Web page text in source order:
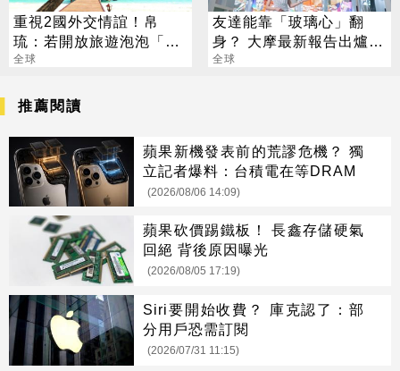
重視2國外交情誼！帛
琉：若開放旅遊泡泡「以
台灣為優先」
全球
友達能靠「玻璃心」翻
身？ 大摩最新報告出爐
目標價也曝光
全球
推薦閱讀
蘋果新機發表前的荒謬危機？ 獨
立記者爆料：台積電在等DRAM
(2026/08/06 14:09)
蘋果砍價踢鐵板！ 長鑫存儲硬氣
回絕 背後原因曝光
(2026/08/05 17:19)
Siri要開始收費？ 庫克認了：部
分用戶恐需訂閱
(2026/07/31 11:15)